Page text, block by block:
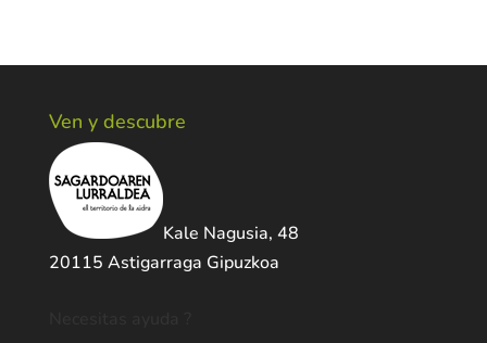
Ven y descubre
Kale Nagusia, 48
20115 Astigarraga Gipuzkoa